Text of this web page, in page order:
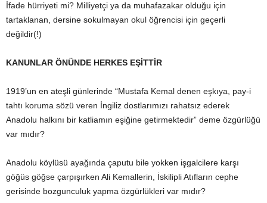
İfade hürriyeti mi? Milliyetçi ya da muhafazakar olduğu için
tartaklanan, dersine sokulmayan okul öğrencisi için geçerli
değildir(!)
KANUNLAR ÖNÜNDE HERKES EŞİTTİR
1919’un en ateşli günlerinde “Mustafa Kemal denen eşkıya, pay-i
tahtı koruma sözü veren İngiliz dostlarımızı rahatsız ederek
Anadolu halkını bir katliamın eşiğine getirmektedir” deme özgürlüğü
var mıdır?
Anadolu köylüsü ayağında çaputu bile yokken işgalcilere karşı
göğüs göğse çarpışırken Ali Kemallerin, İskilipli Atıfların cephe
gerisinde bozgunculuk yapma özgürlükleri var mıdır?